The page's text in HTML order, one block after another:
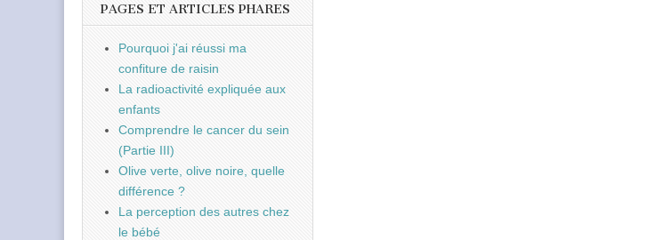
PAGES ET ARTICLES PHARES
Pourquoi j'ai réussi ma
confiture de raisin
La radioactivité expliquée aux
enfants
Comprendre le cancer du sein
(Partie III)
Olive verte, olive noire, quelle
différence ?
La perception des autres chez
le bébé